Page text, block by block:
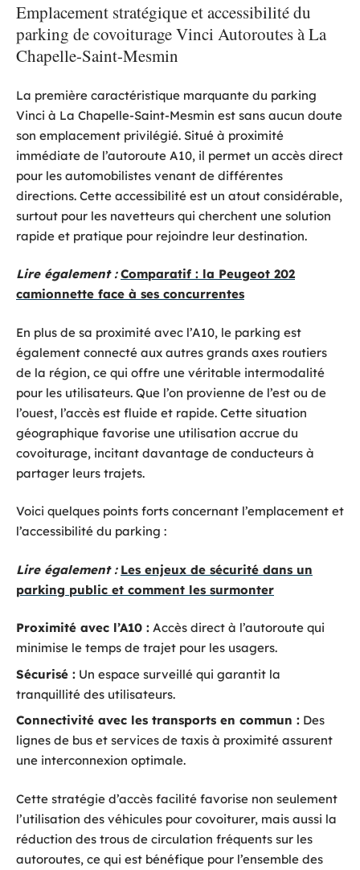
Emplacement stratégique et accessibilité du
parking de covoiturage Vinci Autoroutes à La
Chapelle-Saint-Mesmin
La première caractéristique marquante du parking
Vinci à La Chapelle-Saint-Mesmin est sans aucun doute
son emplacement privilégié. Situé à proximité
immédiate de l’autoroute A10, il permet un accès direct
pour les automobilistes venant de différentes
directions. Cette accessibilité est un atout considérable,
surtout pour les navetteurs qui cherchent une solution
rapide et pratique pour rejoindre leur destination.
Lire également : Comparatif : la Peugeot 202
camionnette face à ses concurrentes
En plus de sa proximité avec l’A10, le parking est
également connecté aux autres grands axes routiers
de la région, ce qui offre une véritable intermodalité
pour les utilisateurs. Que l’on provienne de l’est ou de
l’ouest, l’accès est fluide et rapide. Cette situation
géographique favorise une utilisation accrue du
covoiturage, incitant davantage de conducteurs à
partager leurs trajets.
Voici quelques points forts concernant l’emplacement et
l’accessibilité du parking :
Lire également : Les enjeux de sécurité dans un
parking public et comment les surmonter
Proximité avec l’A10 : Accès direct à l’autoroute qui
minimise le temps de trajet pour les usagers.
Sécurisé : Un espace surveillé qui garantit la
tranquillité des utilisateurs.
Connectivité avec les transports en commun : Des
lignes de bus et services de taxis à proximité assurent
une interconnexion optimale.
Cette stratégie d’accès facilité favorise non seulement
l’utilisation des véhicules pour covoiturer, mais aussi la
réduction des trous de circulation fréquents sur les
autoroutes, ce qui est bénéfique pour l’ensemble des